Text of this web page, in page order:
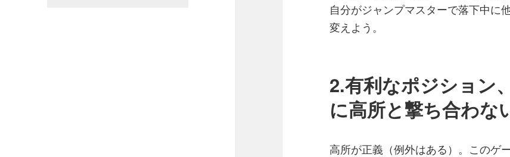
自分がジャンプマスターで落下中に
変えよう。
2.有利なポジション
に高所と撃ち合わな
高所が正義（例外はある）。このゲ